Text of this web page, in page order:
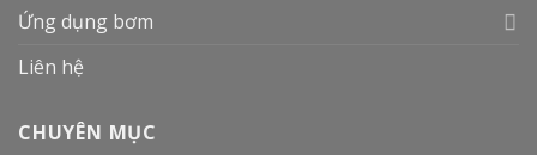
Ứng dụng bơm
Liên hệ
CHUYÊN MỤC